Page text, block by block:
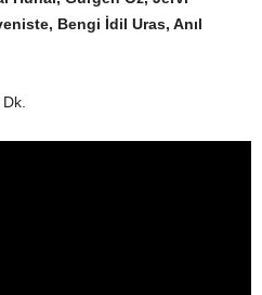
Bengi İdil Uras, Anıl